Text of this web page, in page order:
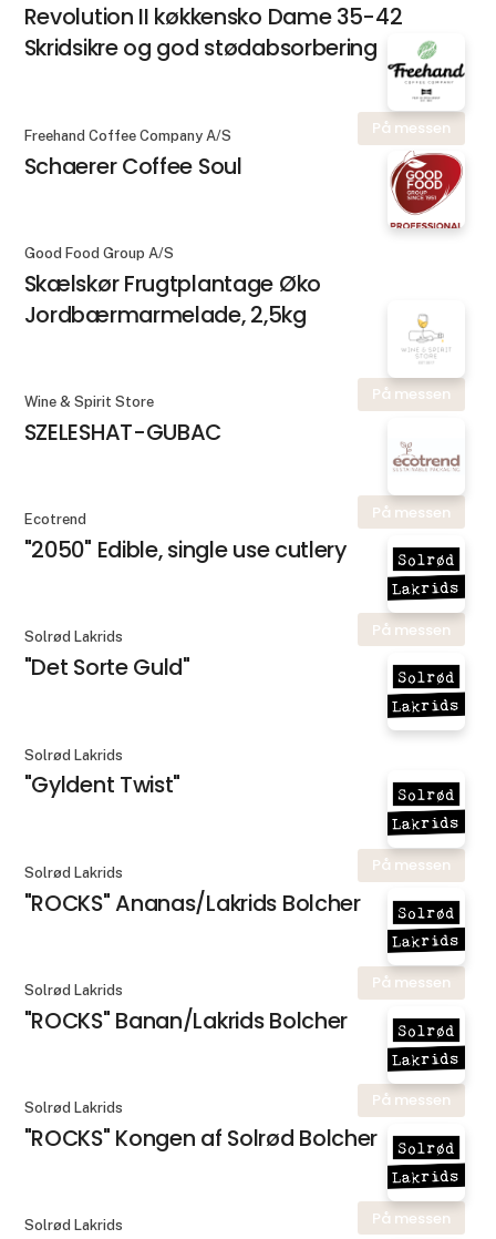
Revolution II køkkensko Dame 35-42
Skridsikre og god stødabsorbering
På messen
Freehand Coffee Company A/S
Schaerer Coffee Soul
Good Food Group A/S
Skælskør Frugtplantage Øko
Jordbærmarmelade, 2,5kg
På messen
Wine & Spirit Store
SZELESHAT-GUBAC
På messen
Ecotrend
"2050" Edible, single use cutlery
På messen
Solrød Lakrids
"Det Sorte Guld"
Solrød Lakrids
"Gyldent Twist"
På messen
Solrød Lakrids
"ROCKS" Ananas/Lakrids Bolcher
På messen
Solrød Lakrids
"ROCKS" Banan/Lakrids Bolcher
På messen
Solrød Lakrids
"ROCKS" Kongen af Solrød Bolcher
På messen
Solrød Lakrids